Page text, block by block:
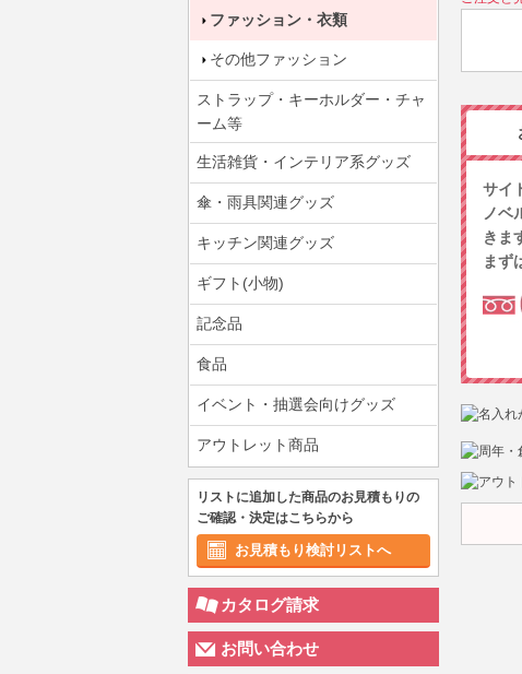
ファッション・衣類
その他ファッション
ストラップ・キーホルダー・チャ
ーム等
生活雑貨・インテリア系グッズ
傘・雨具関連グッズ
キッチン関連グッズ
ギフト(小物)
記念品
食品
イベント・抽選会向けグッズ
アウトレット商品
リストに追加した商品のお見積もりの
ご確認・決定はこちらから
お見積もり検討リストへ
カタログ請求
お問い合わせ
サイ
ノベ
きま
まず